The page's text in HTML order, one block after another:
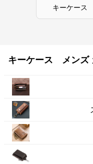
キーケース
キーケース メンズ